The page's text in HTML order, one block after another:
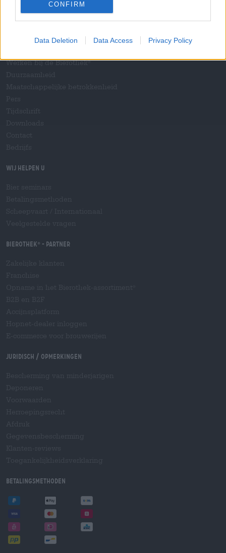
CONFIRM
Data Deletion Data Access Privacy Policy
'Schrijf je in voor de nieuwsbrief'
Over de Bierothek
Werken bij de Bierothek®
Wij helpen u
Bierothek ® - Partner
Juridisch / Opmerkingen
Betalingsmethoden